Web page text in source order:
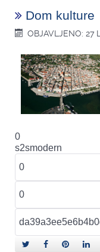
Dom kulture
OBJAVLJENO: 27
0
s2smodern